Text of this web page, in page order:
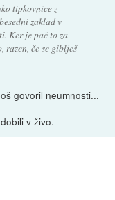
tipkovnice z
zaklad v
Ker je pač to za
razen, če se giblješ
govoril neumnosti...
v živo.